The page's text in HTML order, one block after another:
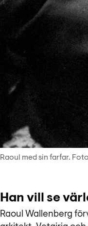
Raoul med sin farfar.
Han vill se
Raoul Wallenberg